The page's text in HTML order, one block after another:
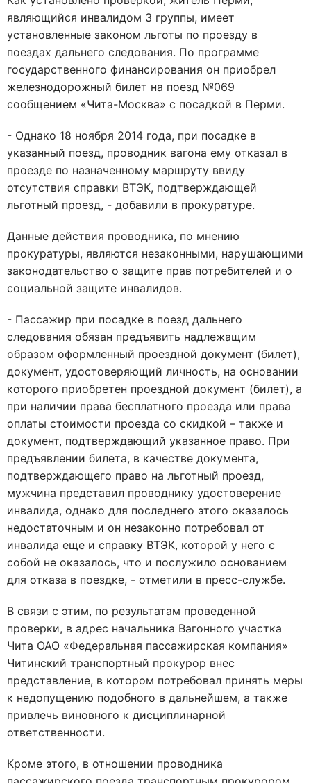
являющийся инвалидом 3 группы, имеет
установленные законом льготы по проезду в
поездах дальнего следования. По программе
государственного финансирования он приобрел
железнодорожный билет на поезд №069
сообщением «Чита-Москва» с посадкой в Перми.
- Однако 18 ноября 2014 года, при посадке в
указанный поезд, проводник вагона ему отказал в
проезде по назначенному маршруту ввиду
отсутствия справки ВТЭК, подтверждающей
льготный проезд, - добавили в прокуратуре.
Данные действия проводника, по мнению
прокуратуры, являются незаконными, нарушающими
законодательство о защите прав потребителей и о
социальной защите инвалидов.
- Пассажир при посадке в поезд дальнего
следования обязан предъявить надлежащим
образом оформленный проездной документ (билет),
документ, удостоверяющий личность, на основании
которого приобретен проездной документ (билет), а
при наличии права бесплатного проезда или права
оплаты стоимости проезда со скидкой – также и
документ, подтверждающий указанное право. При
предъявлении билета, в качестве документа,
подтверждающего право на льготный проезд,
мужчина представил проводнику удостоверение
инвалида, однако для последнего этого оказалось
недостаточным и он незаконно потребовал от
инвалида еще и справку ВТЭК, которой у него с
собой не оказалось, что и послужило основанием
для отказа в поездке, - отметили в пресс-службе.
В связи с этим, по результатам проведенной
проверки, в адрес начальника Вагонного участка
Чита ОАО «Федеральная пассажирская компания»
Читинский транспортный прокурор внес
представление, в котором потребовал принять меры
к недопущению подобного в дальнейшем, а также
привлечь виновного к дисциплинарной
ответственности.
Кроме этого, в отношении проводника